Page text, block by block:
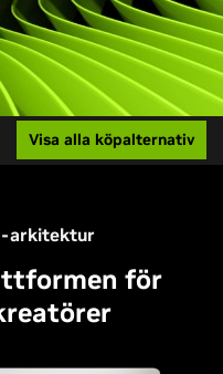
Visa alla köpalternativ
arkitektur
för